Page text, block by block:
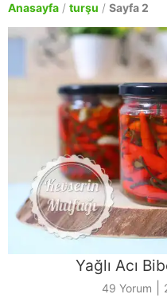
Anasayfa / turşu / Sayfa 2
Yağlı Acı
49 Yorum